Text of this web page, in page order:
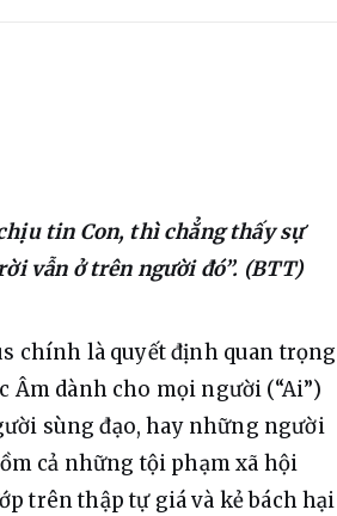
tin Con, thì chẳng thấy sự
vẫn ở trên người đó”. (BTT)
chính là quyết định quan trọng
dành cho mọi người (“Ai”)
sùng đạo, hay những người
cả những tội phạm xã hội
trên thập tự giá và kẻ bách hại